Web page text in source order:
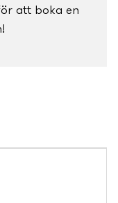
att boka en